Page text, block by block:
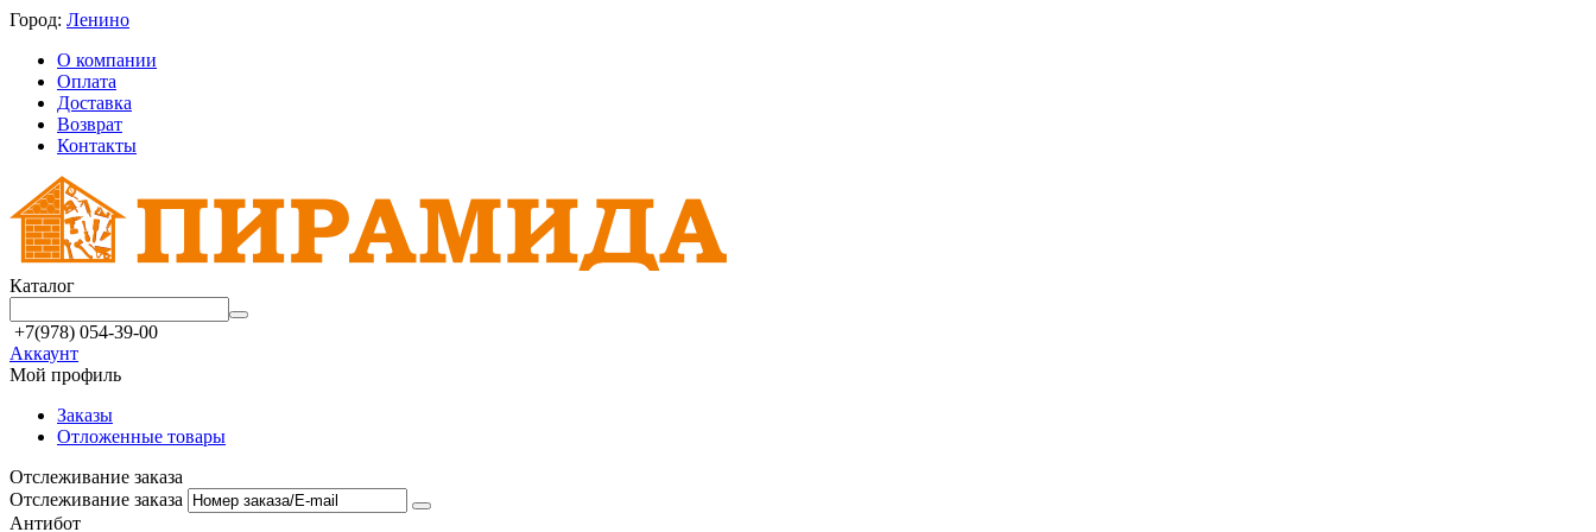
Город: Ленино
О компании
Оплата
Доставка
Возврат
Контакты
Каталог
+7(978) 054-39-00
Аккаунт
Мой профиль
Заказы
Отложенные товары
Отслеживание заказа
Отслеживание заказа
Антибот